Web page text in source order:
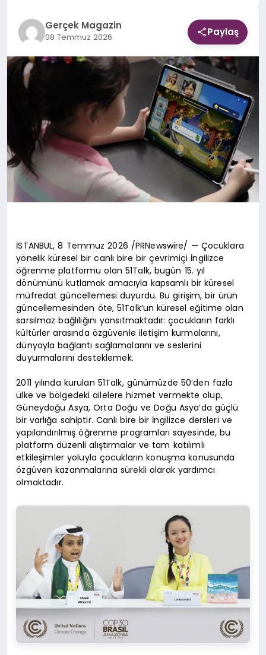
Gerçek Magazin
08 Temmuz 2026 Paylaş
İSTANBUL, 8 Temmuz 2026 /PRNewswire/ — Çocuklara
yönelik küresel bir canlı bire bir çevrimiçi İngilizce
öğrenme platformu olan 51Talk, bugün 15. yıl
dönümünü kutlamak amacıyla kapsamlı bir küresel
müfredat güncellemesi duyurdu. Bu girişim, bir ürün
güncellemesinden öte, 51Talk’un küresel eğitime olan
sarsılmaz bağlılığını yansıtmaktadır: çocukların farklı
kültürler arasında özgüvenle iletişim kurmalarını,
dünyayla bağlantı sağlamalarını ve seslerini
duyurmalarını desteklemek.
2011 yılında kurulan 51Talk, günümüzde 50’den fazla
ülke ve bölgedeki ailelere hizmet vermekte olup,
Güneydoğu Asya, Orta Doğu ve Doğu Asya’da güçlü
bir varlığa sahiptir. Canlı bire bir İngilizce dersleri ve
yapılandırılmış öğrenme programları sayesinde, bu
platform düzenli alıştırmalar ve tam katılımlı
etkileşimler yoluyla çocukların konuşma konusunda
özgüven kazanmalarına sürekli olarak yardımcı
olmaktadır.